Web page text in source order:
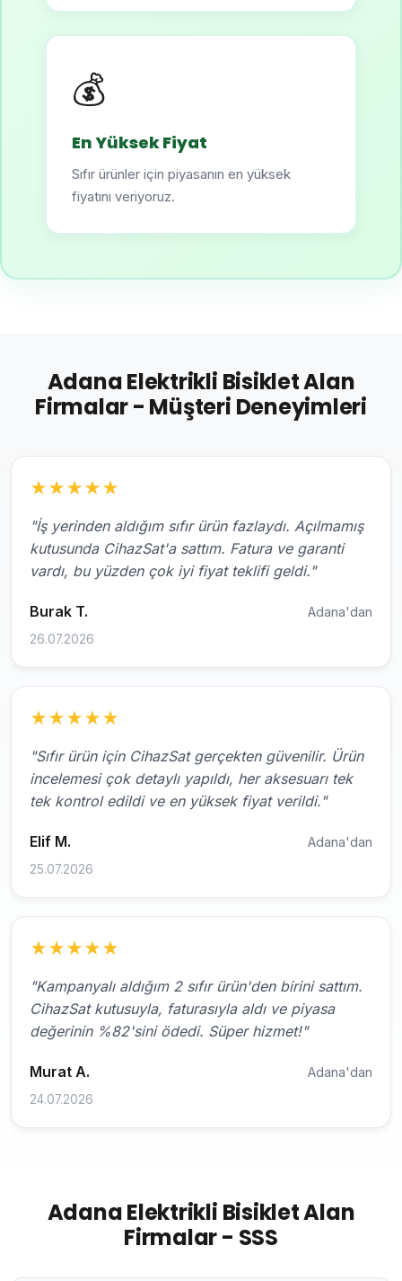
💰
En Yüksek Fiyat
Sıfır ürünler için piyasanın en yüksek
fiyatını veriyoruz.
Adana Elektrikli Bisiklet Alan
Firmalar - Müşteri Deneyimleri
★★★★★
"İş yerinden aldığım sıfır ürün fazlaydı. Açılmamış
kutusunda CihazSat'a sattım. Fatura ve garanti
vardı, bu yüzden çok iyi fiyat teklifi geldi."
Burak T. Adana'dan
26.07.2026
★★★★★
"Sıfır ürün için CihazSat gerçekten güvenilir. Ürün
incelemesi çok detaylı yapıldı, her aksesuarı tek
tek kontrol edildi ve en yüksek fiyat verildi."
Elif M. Adana'dan
25.07.2026
★★★★★
"Kampanyalı aldığım 2 sıfır ürün'den birini sattım.
CihazSat kutusuyla, faturasıyla aldı ve piyasa
değerinin %82'sini ödedi. Süper hizmet!"
Murat A. Adana'dan
24.07.2026
Adana Elektrikli Bisiklet Alan
Firmalar - SSS